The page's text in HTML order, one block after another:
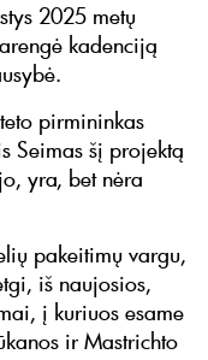
2025 metų
kadenciją
pirmininkas
Seimas šį projektą
yra, bet nėra
pakeitimų vargu,
iš naujosios,
į kuriuos esame
ir Mastrichto